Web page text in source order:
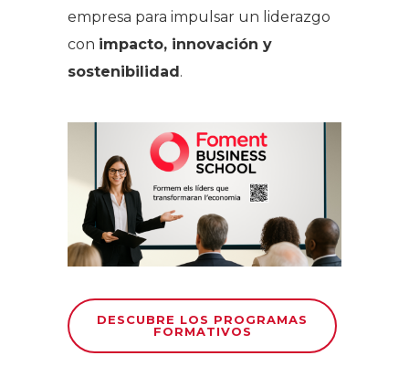
empresa para impulsar un liderazgo
con impacto, innovación y
sostenibilidad .
DESCUBRE LOS PROGRAMAS
FORMATIVOS